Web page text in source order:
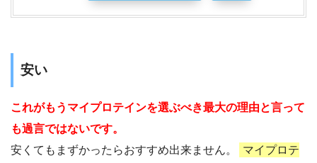
安い
これがもうマイプロテインを選ぶべき最大の理由と言って
も過言ではないです。
安くてもまずかったらおすすめ出来ません。
マイプロテ